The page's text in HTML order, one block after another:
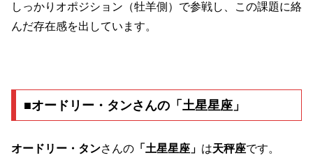
しっかりオポジション（牡羊側）で参戦し、この課題に絡
んだ存在感を出しています。
■オードリー・タンさんの「土星星座」
オードリー・タンさんの 「土星星座」 は天秤座です。